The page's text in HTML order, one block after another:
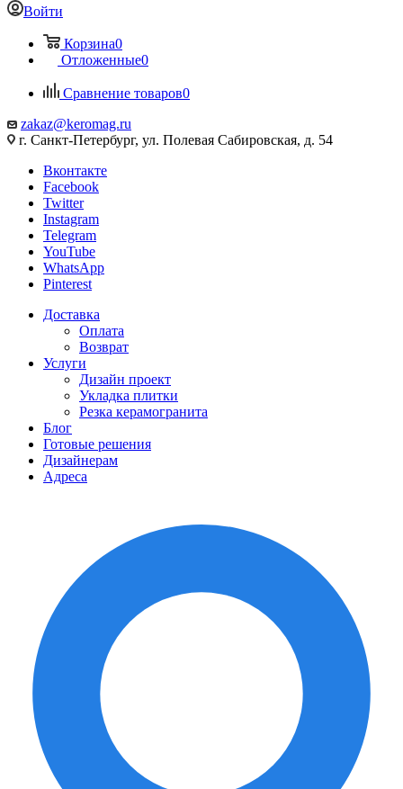
Войти
Корзина0
Отложенные0
Сравнение товаров0
zakaz@keromag.ru
г. Санкт-Петербург, ул. Полевая Сабировская, д. 54
Вконтакте
Facebook
Twitter
Instagram
Telegram
YouTube
WhatsApp
Pinterest
Доставка
Оплата
Возврат
Услуги
Дизайн проект
Укладка плитки
Резка керамогранита
Блог
Готовые решения
Дизайнерам
Адреса